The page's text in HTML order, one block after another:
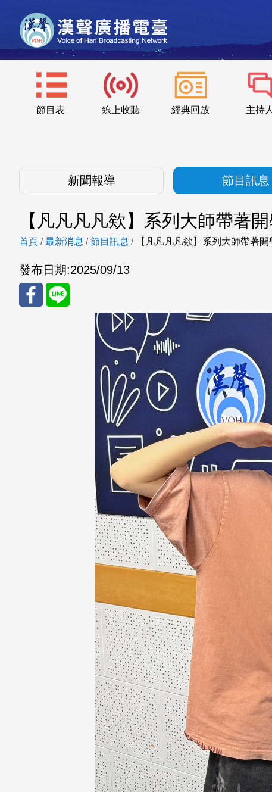
節目表 線上收聽 經典回放 主持人
新聞報導 節目訊息
【凡凡凡凡欸】系列大師帶著
首頁 /最新消息 /節目訊息 / 【凡凡凡凡欸】系列大師帶著
發布日期:2025/09/13